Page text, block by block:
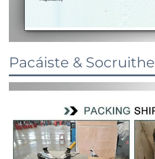
Pacáiste & Socruithe